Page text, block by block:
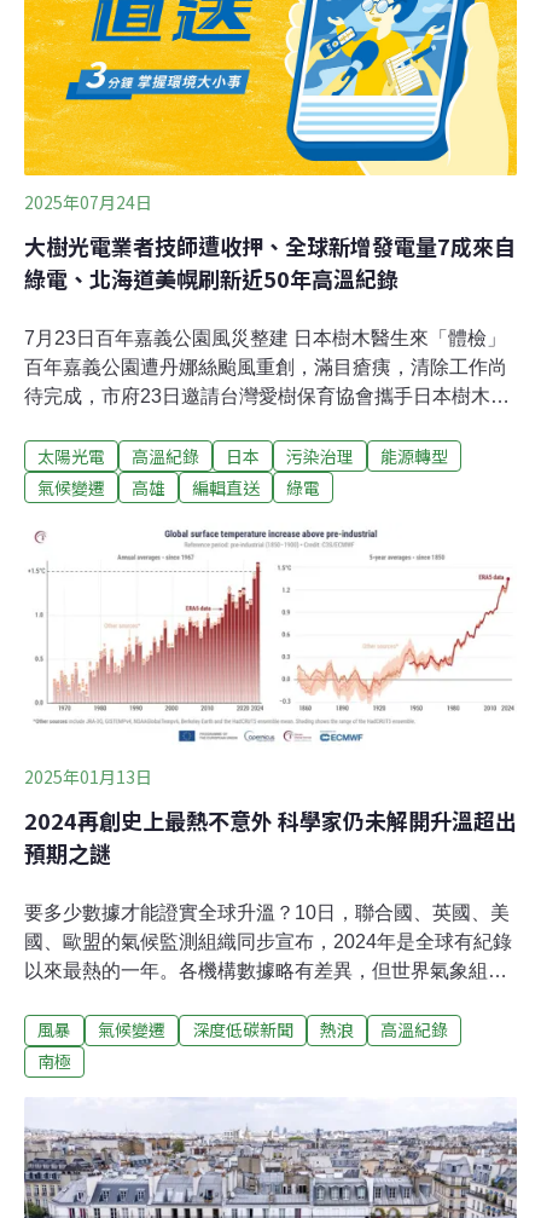
2025年07月24日
大樹光電業者技師遭收押、全球新增發電量7成來自
綠電、北海道美幌刷新近50年高溫紀錄
7月23日百年嘉義公園風災整建 日本樹木醫生來「體檢」
百年嘉義公園遭丹娜絲颱風重創，滿目瘡痍，清除工作尚
待完成，市府23日邀請台灣愛樹保育協會攜手日本樹木醫
的台灣肖楠老樹群，在風災傾倒3棵已移除，今天檢視發
現又有2棵出現樹幹腐朽中空傾斜，建議為保護民眾安
土 橋頭地檢署發動搜索備受爭議的高雄大樹和山光電，業
者因涉嫌大面積濫砍山林、破壞水土，日前被經濟部能源
署裁罰150萬元、廢止和山光電二期光電許可，高市府更
將全案移送地檢署偵辦。橋頭地檢署22日發動搜索，帶回
林姓業者及吳姓技師等相關人員。橋頭地檢署認定林姓業
者及吳姓技師2人，涉犯違反《山坡地保育利用條例》第
10條，擅自在公有山坡地從事開發行為罪嫌，以及《水土
保持法》未依核定計畫實施水土保持之處理與維護致生水
土流失罪嫌。（公視新聞網報導）
太陽光電 高溫紀錄 日本 污染治理
能源轉型
氣候變遷
高雄 編輯直送 綠電
2025年01月13日
2024再創史上最熱不意外 科學家仍未解開升溫超出
預期之謎
要多少數據才能證實全球升溫？10日，聯合國、英國、美
國、歐盟的氣候監測組織同步宣布，2024年是全球有紀錄
以來最熱的一年。各機構數據略有差異，但世界氣象組織
年全球平均氣溫首度超過工業化前水準1.5°C。隨著熱浪新
聞不斷，這項紀錄並不意外，但在科學家眼裡，為何全球
關鍵指標。在十年前的《巴黎協定》，簽署國同意將平均
升溫控制在2°C以內，並致力達成1.5°C的目標。1.5°C是
指20年以上的長期平均值，僅一年超過不代表承諾失敗，
風暴 氣候變遷 深度低碳新聞 熱浪
高溫紀錄
南極